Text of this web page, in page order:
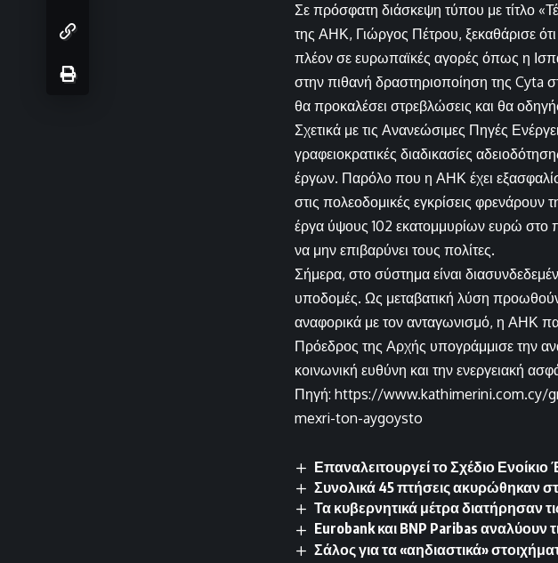
Σε πρόσφατη διάσκεψη τύπου με τίτλο
της ΑΗΚ, Γιώργος Πέτρου, ξεκαθάρισε
πλέον σε ευρωπαϊκές αγορές όπως η
στην πιθανή δραστηριοποίηση της Cyta
θα προκαλέσει στρεβλώσεις και θα
Σχετικά με τις Ανανεώσιμες Πηγές
γραφειοκρατικές διαδικασίες
έργων. Παρόλο που η ΑΗΚ έχει
στις πολεοδομικές εγκρίσεις φρενάρουν
έργα ύψους 102 εκατομμυρίων ευρώ
να μην επιβαρύνει τους πολίτες.
Σήμερα, στο σύστημα είναι
υποδομές. Ως μεταβατική λύση
αναφορικά με τον ανταγωνισμό, η ΑΗΚ
Πρόεδρος της Αρχής υπογράμμισε την
κοινωνική ευθύνη και την ενεργειακή
Πηγή: https://www.kathimerini.com.cy/
mexri-ton-aygoysto
Επαναλειτουργεί το Σχέδιο
Συνολικά 45 πτήσεις ακυρώθηκαν
Τα κυβερνητικά μέτρα διατήρησαν
Eurobank και BNP Paribas αναλύουν
Σάλος για τα «αηδιαστικά»